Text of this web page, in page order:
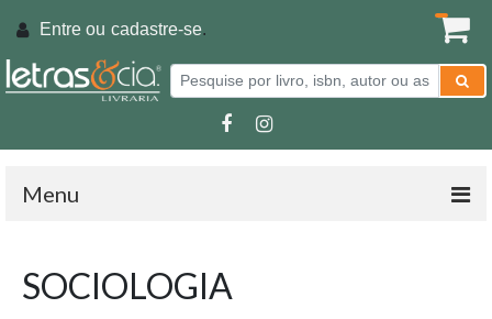
Entre ou cadastre-se.
Menu
SOCIOLOGIA